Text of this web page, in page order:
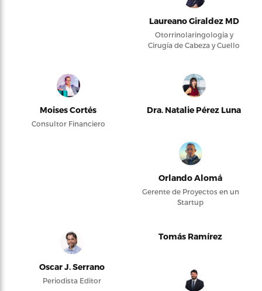
Laureano Giraldez MD
Otorrinolaringología y
Cirugía de Cabeza y Cuello
Moises Cortés
Consultor Financiero
Dra. Natalie Pérez Luna
Orlando Alomá
Gerente de Proyectos en un
Startup
Oscar J. Serrano
Periodista Editor
Tomás Ramírez